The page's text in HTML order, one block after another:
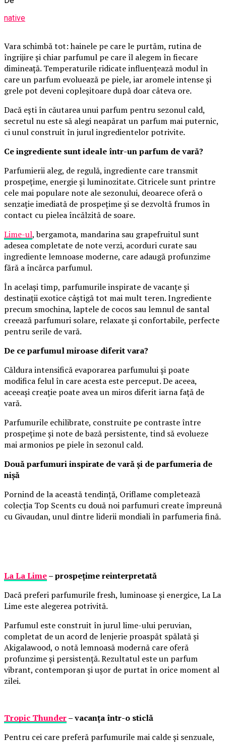
native
Vara schimbă tot: hainele pe care le purtăm, rutina de
îngrijire și chiar parfumul pe care îl alegem în fiecare
dimineață. Temperaturile ridicate influențează modul în
care un parfum evoluează pe piele, iar aromele intense și
grele pot deveni copleșitoare după doar câteva ore.
Dacă ești în căutarea unui parfum pentru sezonul cald,
secretul nu este să alegi neapărat un parfum mai puternic,
ci unul construit în jurul ingredientelor potrivite.
Ce ingrediente sunt ideale într-un parfum de vară?
Parfumierii aleg, de regulă, ingrediente care transmit
prospețime, energie și luminozitate. Citricele sunt printre
cele mai populare note ale sezonului, deoarece oferă o
senzație imediată de prospețime și se dezvoltă frumos în
contact cu pielea încălzită de soare.
Lime-ul, bergamota, mandarina sau grapefruitul sunt
adesea completate de note verzi, acorduri curate sau
ingrediente lemnoase moderne, care adaugă profunzime
fără a încărca parfumul.
În același timp, parfumurile inspirate de vacanțe și
destinații exotice câștigă tot mai mult teren. Ingrediente
precum smochina, laptele de cocos sau lemnul de santal
creează parfumuri solare, relaxate și confortabile, perfecte
pentru serile de vară.
De ce parfumul miroase diferit vara?
Căldura intensifică evaporarea parfumului și poate
modifica felul în care acesta este perceput. De aceea,
aceeași creație poate avea un miros diferit iarna față de
vară.
Parfumurile echilibrate, construite pe contraste între
prospețime și note de bază persistente, tind să evolueze
mai armonios pe piele în sezonul cald.
Două parfumuri inspirate de vară și de parfumeria de
nișă
Pornind de la această tendință, Oriflame completează
colecția Top Scents cu două noi parfumuri create împreună
cu Givaudan, unul dintre liderii mondiali în parfumeria fină.
La La Lime– prospețime reinterpretată
Dacă preferi parfumurile fresh, luminoase și energice, La La
Lime este alegerea potrivită.
Parfumul este construit în jurul lime-ului peruvian,
completat de un acord de lenjerie proaspăt spălată și
Akigalawood, o notă lemnoasă modernă care oferă
profunzime și persistență. Rezultatul este un parfum
vibrant, contemporan și ușor de purtat în orice moment al
zilei.
Tropic Thunder– vacanța într-o sticlă
Pentru cei care preferă parfumurile mai calde și senzuale,